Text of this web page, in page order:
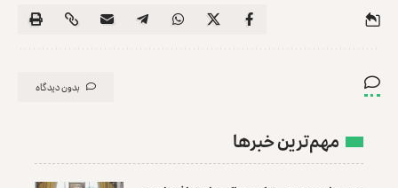
بدون دیدگاه
مهم‌ترین خبرها